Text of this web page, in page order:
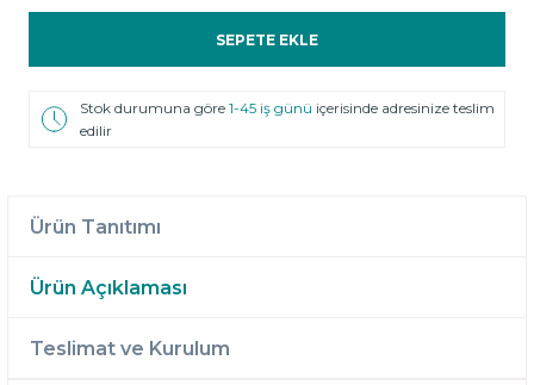
SEPETE EKLE
Stok durumuna göre1-45 iş günü içerisinde adresinize teslim
edilir
Ürün Tanıtımı
Ürün Açıklaması
Teslimat ve Kurulum